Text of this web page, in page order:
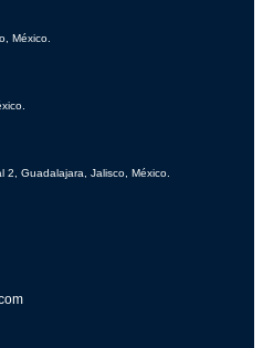
México.
Guadalajara, Jalisco, México.